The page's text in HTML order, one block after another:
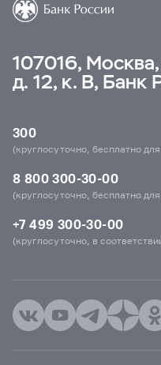
107016,
д. 12, к. В, Банк
300
(круглосуточно, бесплатно
8 800 300-30-00
(круглосуточно, бесплатно
+7 499 300-30-00
(круглосуточно, в